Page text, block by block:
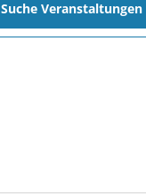
Suche Veranstaltungen